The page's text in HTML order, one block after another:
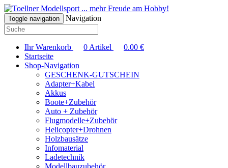
... mehr Freude am Hobby!
Toggle navigation Navigation
Ihr Warenkorb 0 Artikel 0.00 €
Startseite
Shop-Navigation
GESCHENK-GUTSCHEIN
Adapter+Kabel
Akkus
Boote+Zubehör
Auto + Zubehör
Flugmodelle+Zubehör
Helicopter+Drohnen
Holzbausätze
Infomaterial
Ladetechnik
Modellbauzubehör